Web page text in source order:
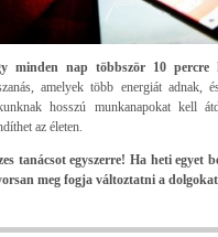
minden nap többször 10 percre
amelyek több energiát adnak,
hosszú munkanapokat kell
az életen.
tanácsot egyszerre! Ha heti
meg fogja változtatni a